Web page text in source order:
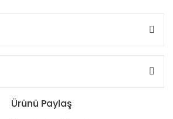
Ürünü Paylaş